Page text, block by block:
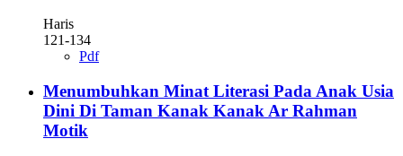
Haris
121-134
Pdf
Menumbuhkan Minat Literasi Pada Anak Usia
Dini Di Taman Kanak Kanak Ar Rahman
Motik